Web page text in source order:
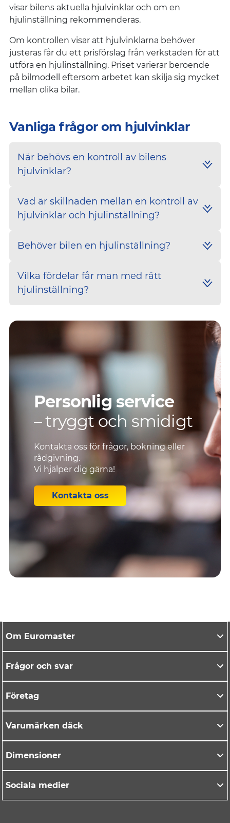
visar bilens aktuella hjulvinklar och om en
hjulinställning rekommenderas.
Om kontrollen visar att hjulvinklarna behöver
justeras får du ett prisförslag från verkstaden för att
utföra en hjulinställning. Priset varierar beroende
på bilmodell eftersom arbetet kan skilja sig mycket
mellan olika bilar.
Vanliga frågor om hjulvinklar
När behövs en kontroll av bilens
hjulvinklar?
Vad är skillnaden mellan en kontroll av
hjulvinklar och hjulinställning?
Behöver bilen en hjulinställning?
Vilka fördelar får man med rätt
hjulinställning?
Personlig service
– tryggt och smidigt
Kontakta oss för frågor, bokning eller
rådgivning.
Vi hjälper dig gärna!
Kontakta oss
Om Euromaster
Frågor och svar
Företag
Varumärken däck
Dimensioner
Sociala medier